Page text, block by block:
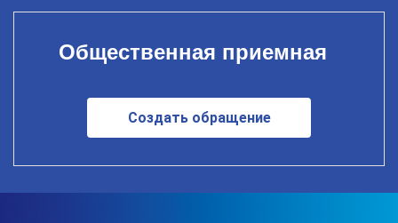
Общественная приемная
Создать обращение